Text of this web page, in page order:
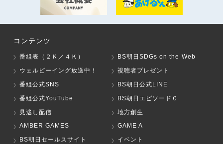
コンテンツ
番組表（２Ｋ／４Ｋ）
BS朝日SDGs on the Web
ウェルビーイング放送中！
視聴者プレゼント
番組公式SNS
BS朝日公式LINE
番組公式YouTube
BS朝日エピソード０
見逃し配信
地方創生
AMBER GAMES
GAME A
BS朝日セールスサイト
イベント